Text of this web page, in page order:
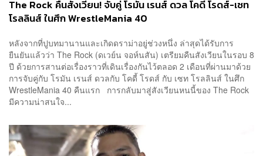
The Rock คืนสังเวียน! จับคู่ โรมัน เรนส์ ดวล โคดี้ โรดส์-เซท
โรลลินส์ ในศึก WrestleMania 40
หลังจากที่ปูบทมานานและเกิดดราม่าอยู่ช่วงหนึ่ง ล่าสุดได้รับการ
ยืนยันแล้วว่า The Rock (ดเวย์น จอห์นสัน) เตรียมคืนสังเวียนในรอบ 8
ปี ด้วยการสานต่อเรื่องราวที่เดินเรื่องกันไว้ตลอด 2 เดือนที่ผ่านมาด้วย
การจับคู่กับ โรมัน เรนส์ ดวลกับ โคดี้ โรดส์ กับ เซท โรลลินส์ ในศึก
WrestleMania 40 คืนแรก การกลับมาสู่สังเวียนหนนี้ของ The Rock
มีความน่าสนใจ...